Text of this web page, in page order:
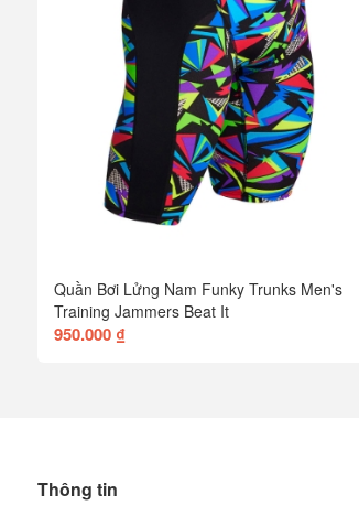
Quần Bơi Lửng Nam Funky Trunks Men's
Training Jammers Beat It
950.000 ₫
Thông tin